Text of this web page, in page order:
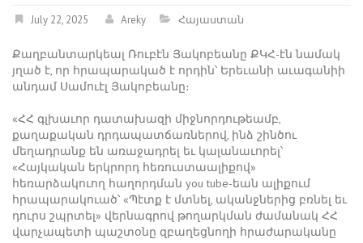
July 22, 2025 Areky Հայաստան
Քաղբանտարկեալ Ռուբէն Յակոբեանը ՔԿՀ-էն նամակ
յղած է, որ հրապարակած է որդին՝ Երեւանի աւագանիի
անդամ Սամուէլ Յակոբեանը։
«ՀՀ գլխաւոր դատախազի միջնորդութեամբ,
քաղաքական դրդապատճառներով, ինձ շինծու
մեղադրանք են առաջադրել եւ կալանաւորել՝
«Հայկական երկրորդ հեռուստաալիքով»
հեռարձակուող հաղորդման you tube-եան ալիքում
հրապարակուած՝ «Պէտք է մտնել, ականջներից բռնել եւ
դուրս շպրտել» վերնագրով թողարկման ժամանակ ՀՀ
վարչապետի պաշտօնը զբաղեցնողի հրաժարականը